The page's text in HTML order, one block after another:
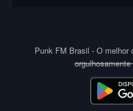
Punk FM Brasil - O melhor